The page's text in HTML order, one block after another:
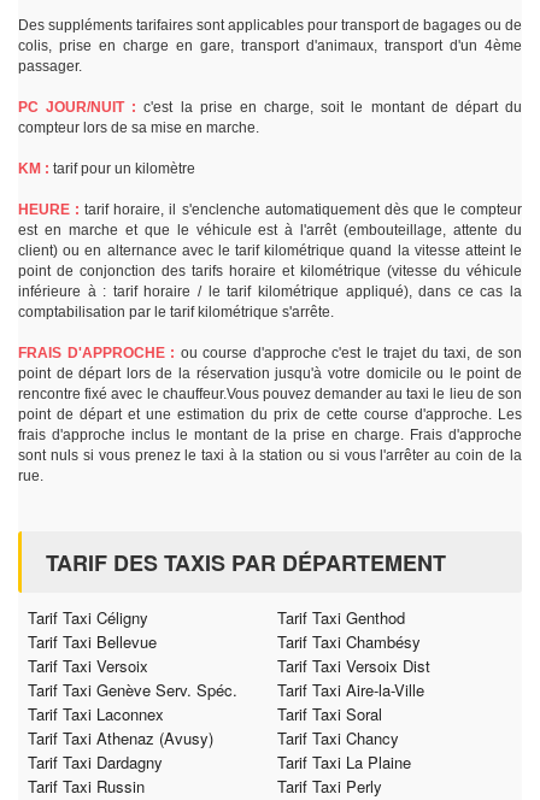
Des suppléments tarifaires sont applicables pour transport de bagages ou de
colis, prise en charge en gare, transport d'animaux, transport d'un 4ème
passager.
PC JOUR/NUIT : c'est la prise en charge, soit le montant de départ du
compteur lors de sa mise en marche.
KM : tarif pour un kilomètre
HEURE : tarif horaire, il s'enclenche automatiquement dès que le compteur
est en marche et que le véhicule est à l'arrêt (embouteillage, attente du
client) ou en alternance avec le tarif kilométrique quand la vitesse atteint le
point de conjonction des tarifs horaire et kilométrique (vitesse du véhicule
inférieure à : tarif horaire / le tarif kilométrique appliqué), dans ce cas la
comptabilisation par le tarif kilométrique s'arrête.
FRAIS D'APPROCHE : ou course d'approche c'est le trajet du taxi, de son
point de départ lors de la réservation jusqu'à votre domicile ou le point de
rencontre fixé avec le chauffeur.Vous pouvez demander au taxi le lieu de son
point de départ et une estimation du prix de cette course d'approche. Les
frais d'approche inclus le montant de la prise en charge. Frais d'approche
sont nuls si vous prenez le taxi à la station ou si vous l'arrêter au coin de la
rue.
TARIF DES TAXIS PAR DÉPARTEMENT
Tarif Taxi Céligny
Tarif Taxi Genthod
Tarif Taxi Bellevue
Tarif Taxi Chambésy
Tarif Taxi Versoix
Tarif Taxi Versoix Dist
Tarif Taxi Genève Serv. Spéc.
Tarif Taxi Aire-la-Ville
Tarif Taxi Laconnex
Tarif Taxi Soral
Tarif Taxi Athenaz (Avusy)
Tarif Taxi Chancy
Tarif Taxi Dardagny
Tarif Taxi La Plaine
Tarif Taxi Russin
Tarif Taxi Perly